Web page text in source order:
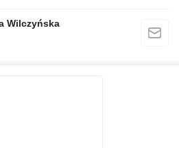
Wilczyńska